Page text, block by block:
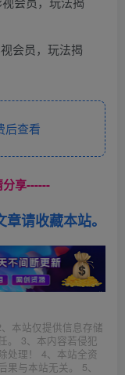
会员，玩法揭
后查看
享------
请收藏本站。
本站仅提供信息存储
。 3、本内容若侵犯
处理！ 4、本站全资
与本站无关。 5、